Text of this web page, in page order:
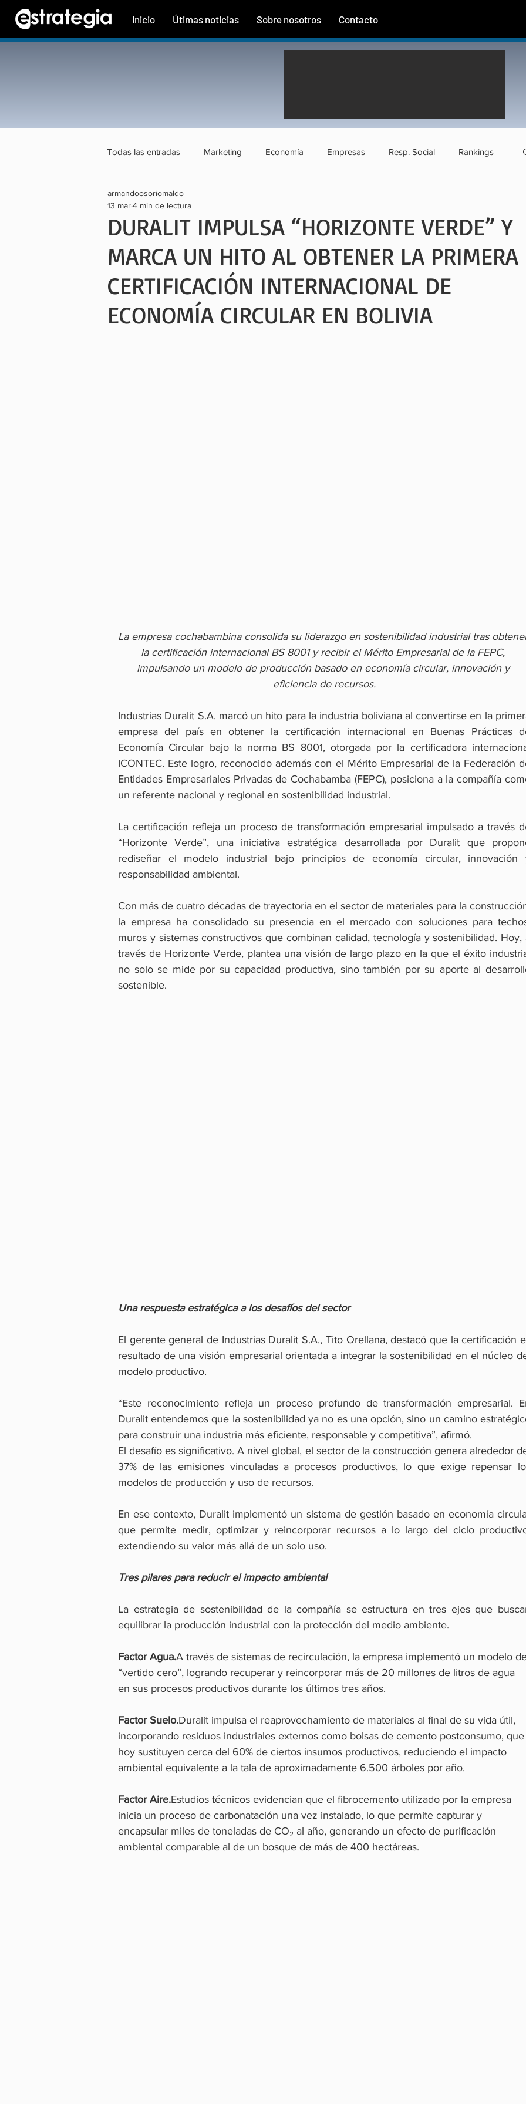
Inicio Útimas noticias Sobre nosotros Contacto
Todas las entradas Marketing Economía Empresas Resp. Social Rankings
Tecnología
DURALIT IMPULSA “HORIZONTE VERDE” Y
MARCA UN HITO AL OBTENER LA PRIMERA
CERTIFICACIÓN INTERNACIONAL DE
ECONOMÍA CIRCULAR EN BOLIVIA
armandoosoriomaldo
13 mar4 min de lectura
La empresa cochabambina consolida su liderazgo en sostenibilidad industrial tras
la certificación internacional BS 8001 y recibir el Mérito Empresarial de la FEPC,
impulsando un modelo de producción basado en economía circular, innovación y
eficiencia de recursos.
Industrias Duralit S.A. marcó un hito para la industria boliviana al convertirse en la
empresa del país en obtener la certificación internacional en Buenas Prácticas
Economía Circular bajo la norma BS 8001, otorgada por la certificadora
ICONTEC. Este logro, reconocido además con el Mérito Empresarial de la Federación
Entidades Empresariales Privadas de Cochabamba (FEPC), posiciona a la compañía
un referente nacional y regional en sostenibilidad industrial.
La certificación refleja un proceso de transformación empresarial impulsado a través
“Horizonte Verde”, una iniciativa estratégica desarrollada por Duralit que
rediseñar el modelo industrial bajo principios de economía circular, innovación
responsabilidad ambiental.
Con más de cuatro décadas de trayectoria en el sector de materiales para la
la empresa ha consolidado su presencia en el mercado con soluciones para
muros y sistemas constructivos que combinan calidad, tecnología y sostenibilidad. Hoy,
través de Horizonte Verde, plantea una visión de largo plazo en la que el éxito
no solo se mide por su capacidad productiva, sino también por su aporte al
sostenible.
Una respuesta estratégica a los desafíos del sector
El gerente general de Industrias Duralit S.A., Tito Orellana, destacó que la certificación
resultado de una visión empresarial orientada a integrar la sostenibilidad en el núcleo
modelo productivo.
“Este reconocimiento refleja un proceso profundo de transformación empresarial.
Duralit entendemos que la sostenibilidad ya no es una opción, sino un camino
para construir una industria más eficiente, responsable y competitiva”, afirmó.
El desafío es significativo. A nivel global, el sector de la construcción genera alrededor
37% de las emisiones vinculadas a procesos productivos, lo que exige repensar
modelos de producción y uso de recursos.
En ese contexto, Duralit implementó un sistema de gestión basado en economía
que permite medir, optimizar y reincorporar recursos a lo largo del ciclo
extendiendo su valor más allá de un solo uso.
Tres pilares para reducir el impacto ambiental
La estrategia de sostenibilidad de la compañía se estructura en tres ejes que
equilibrar la producción industrial con la protección del medio ambiente.
Factor Agua.A través de sistemas de recirculación, la empresa implementó un modelo
“vertido cero”, logrando recuperar y reincorporar más de 20 millones de litros de agua
en sus procesos productivos durante los últimos tres años.
Factor Suelo.Duralit impulsa el reaprovechamiento de materiales al final de su vida útil,
incorporando residuos industriales externos como bolsas de cemento postconsumo, que
hoy sustituyen cerca del 60% de ciertos insumos productivos, reduciendo el impacto
ambiental equivalente a la tala de aproximadamente 6.500 árboles por año.
Factor Aire.Estudios técnicos evidencian que el fibrocemento utilizado por la empresa
inicia un proceso de carbonatación una vez instalado, lo que permite capturar y
encapsular miles de toneladas de CO₂ al año, generando un efecto de purificación
ambiental comparable al de un bosque de más de 400 hectáreas.